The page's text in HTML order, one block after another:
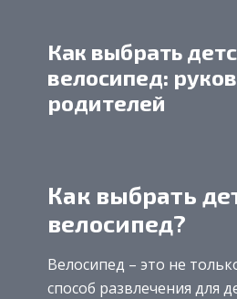
Как выбрать
велосипед:
родителей
Как выбрать
велосипед?
Велосипед – это не
способ развлечения для